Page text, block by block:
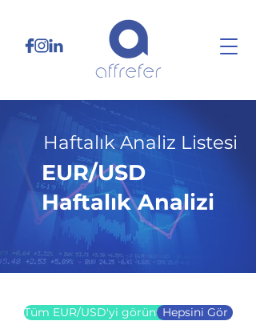
Haftalık Analiz Listesi
EUR/USD
Haftalık Analizi
04.08.25
Tüm EUR/USD'yi görüntüleHepsini Gör